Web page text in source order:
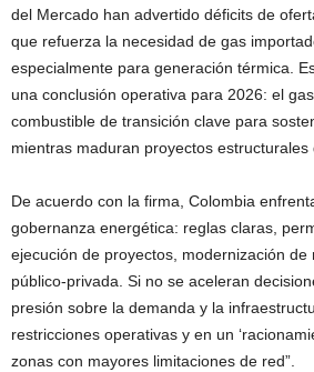
del Mercado han advertido déficits de
que refuerza la necesidad de gas
especialmente para generación térmica.
una conclusión operativa para 2026: el
combustible de transición clave para
mientras maduran proyectos estructurales
De acuerdo con la firma, Colombia
gobernanza energética: reglas claras,
ejecución de proyectos, modernización de
público-privada. Si no se aceleran
presión sobre la demanda y la
restricciones operativas y en un
zonas con mayores limitaciones de red”.